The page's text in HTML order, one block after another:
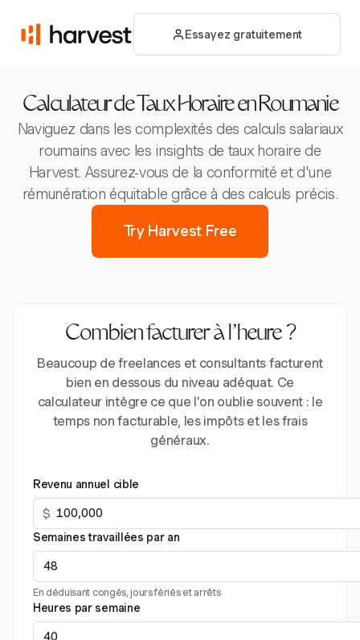
Essayez gratuitement
Calculateur de Taux Horaire en Roumanie
Naviguez dans les complexités des calculs salariaux
roumains avec les insights de taux horaire de
Harvest. Assurez-vous de la conformité et d'une
rémunération équitable grâce à des calculs précis.
Try Harvest Free
Combien facturer à l’heure ?
Beaucoup de freelances et consultants facturent
bien en dessous du niveau adéquat. Ce
calculateur intègre ce que l’on oublie souvent : le
temps non facturable, les impôts et les frais
généraux.
Revenu annuel cible
$
Semaines travaillées par an
En déduisant congés, jours fériés et arrêts
Heures par semaine